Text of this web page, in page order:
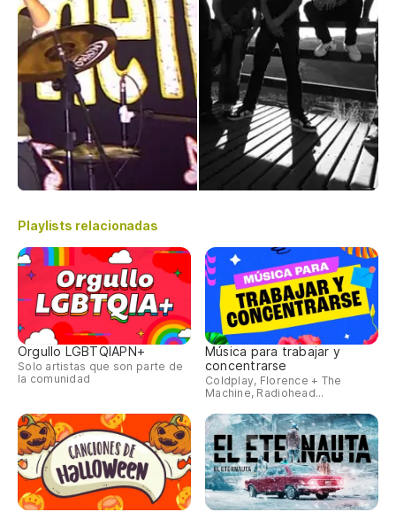
Playlists relacionadas
Orgullo LGBTQIAPN+
Solo artistas que son parte de
la comunidad
Música para trabajar y
concentrarse
Coldplay, Florence + The
Machine, Radiohead...